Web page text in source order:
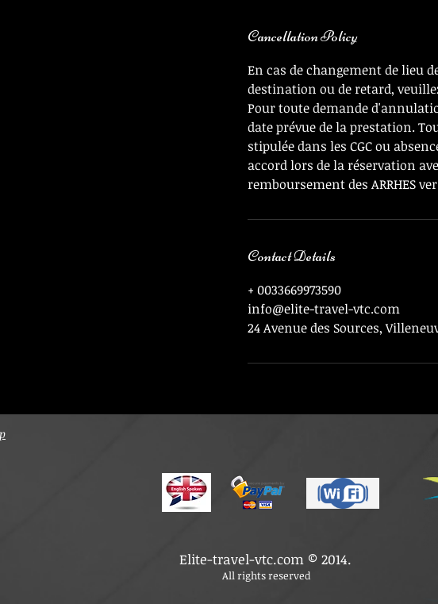
Cancellation Policy
En cas de changement de lieu
destination ou de retard,
Pour toute demande
date prévue de la prestation.
stipulée dans les CGC ou
accord lors de la réservation
remboursement des ARRHES
Contact Details
+ 0033669973590
info@elite-travel-vtc.com
24 Avenue des Sources,
Elite-travel-vtc.com © 2014.
All rights reserved